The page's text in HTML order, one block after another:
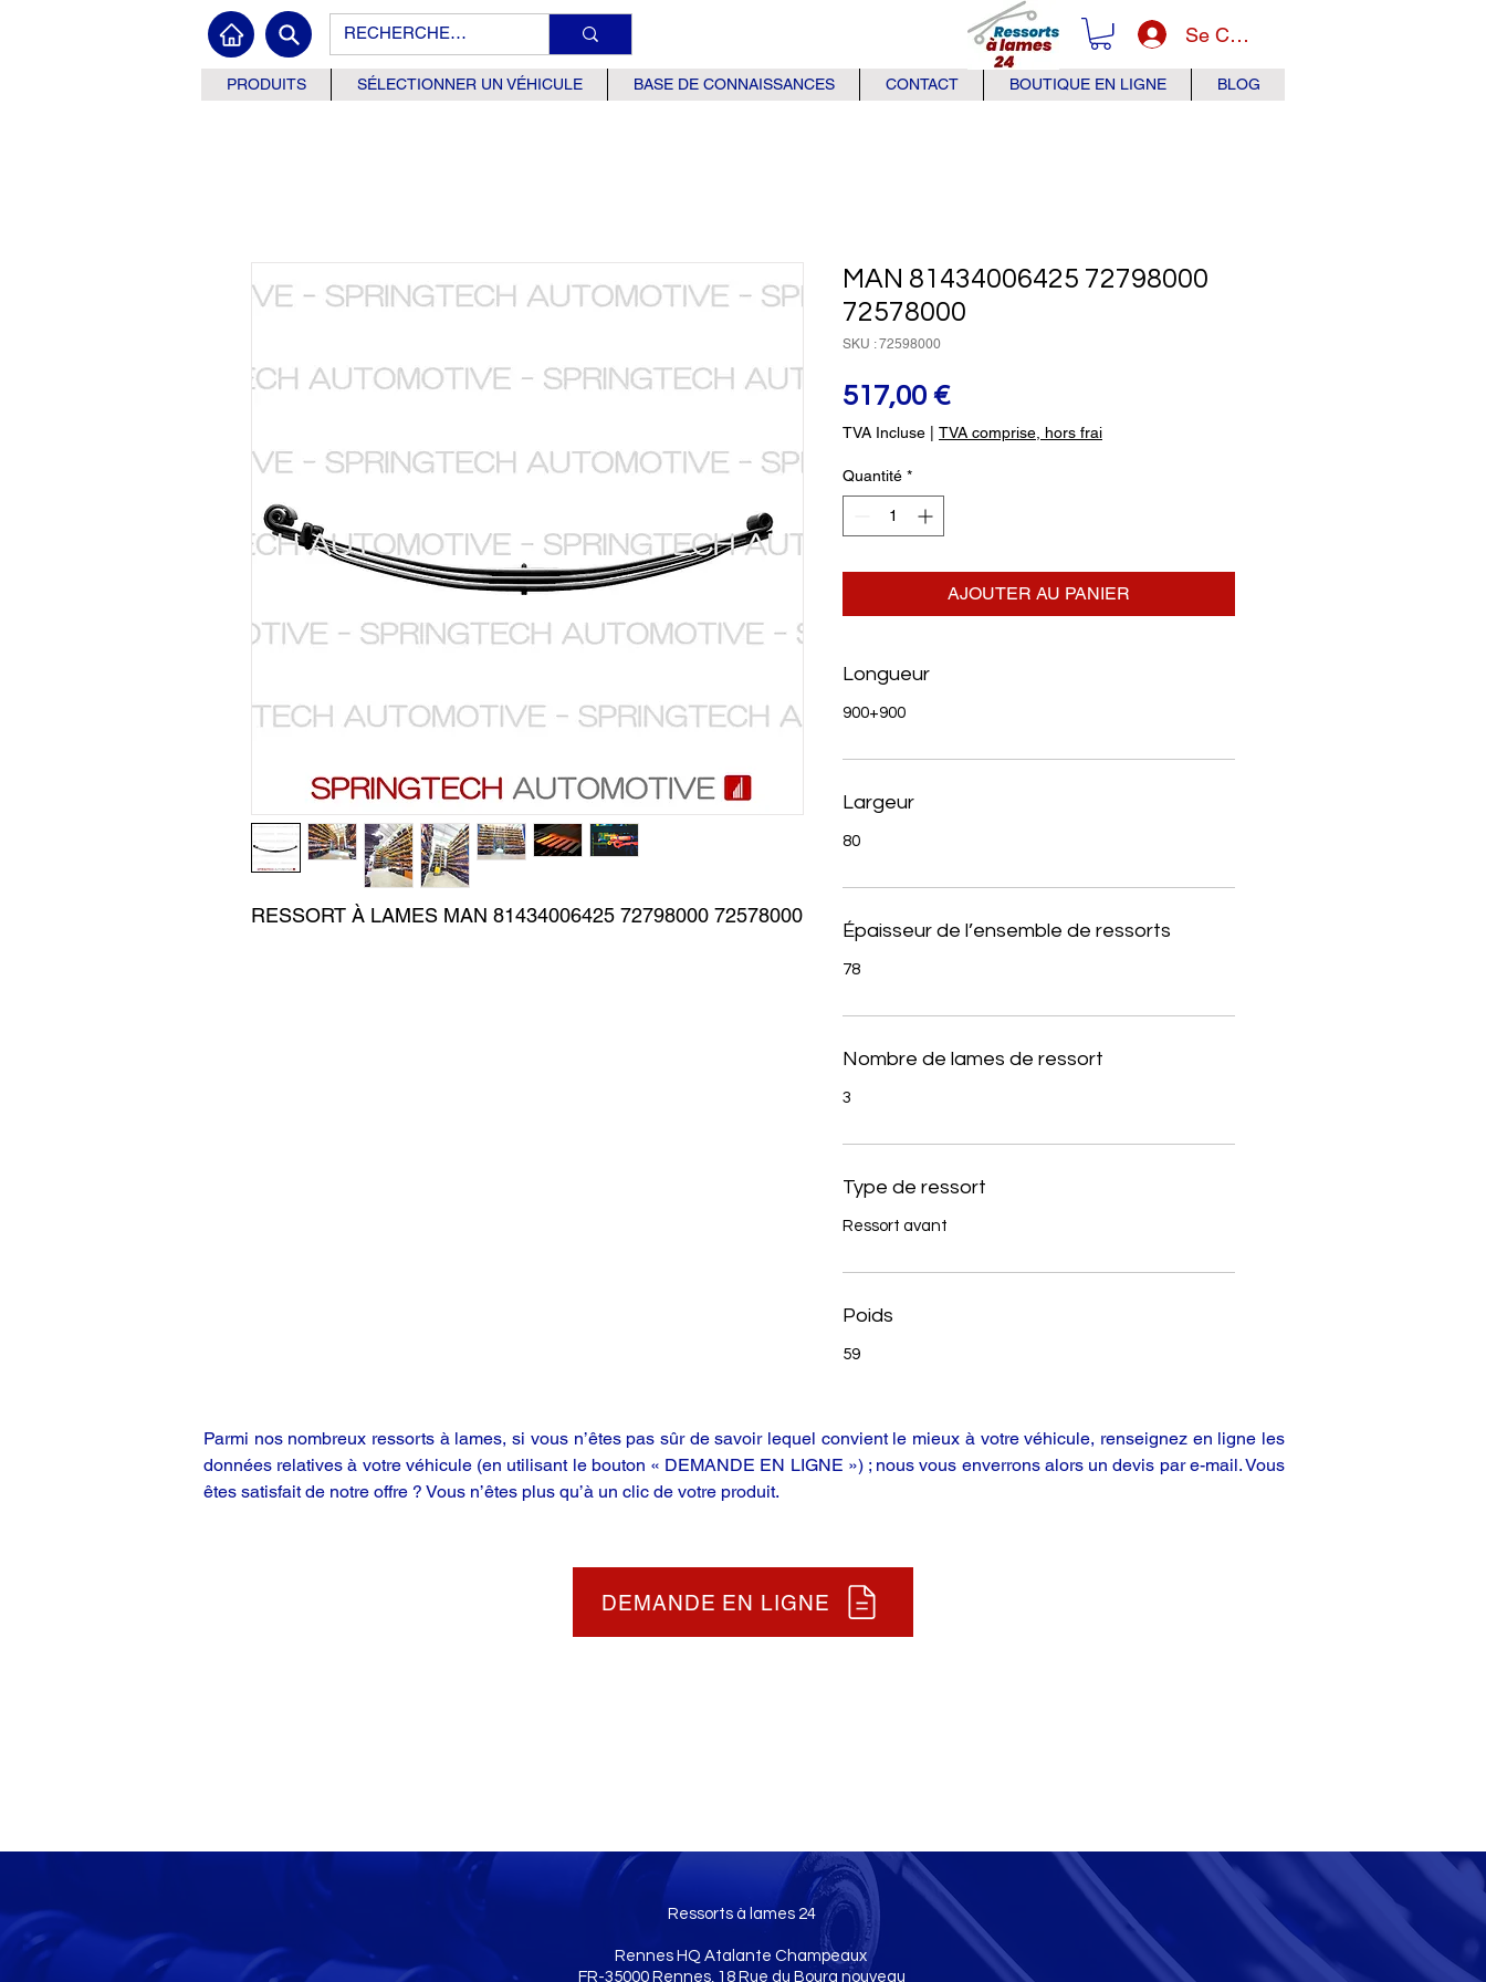
Se Connecter
PRODUITS SÉLECTIONNER UN VÉHICULE BASE DE CONNAISSANCES CONTACT BOUTIQUE EN LIGNE BLOG
RESSORT À LAMES MAN 81434006425 72798000 72578000
MAN 81434006425 72798000
72578000
SKU : 72598000
517,00 €Prix
TVA Incluse TVA comprise, hors frai
Quantité *
AJOUTER AU PANIER
Longueur
900+900
Largeur
80
Épaisseur de l’ensemble de ressorts
78
Nombre de lames de ressort
3
Type de ressort
Ressort avant
Poids
59
Parmi nos nombreux ressorts à lames, si vous n’êtes pas sûr de savoir lequel convient le mieux à votre véhicule, renseignez en ligne les
données relatives à votre véhicule (en utilisant le bouton « DEMANDE EN LIGNE ») ; nous vous enverrons alors un devis par e-mail. Vous
êtes satisfait de notre offre ? Vous n’êtes plus qu’à un clic de votre produit.
DEMANDE EN LIGNE
Ressorts à lames 24
Rennes HQ Atalante Champeaux
FR-35000 Rennes, 18 Rue du Bourg nouveau